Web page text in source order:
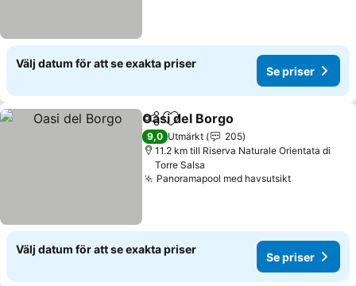
Välj datum för att se exakta priser
Se priser
Dela Lägg till i Mina Favoriter
Oasi del Borgo
9,0 Utmärkt
205
11.2 km till Riserva Naturale Orientata di
Torre Salsa
Panoramapool med havsutsikt
Välj datum för att se exakta priser
Se priser